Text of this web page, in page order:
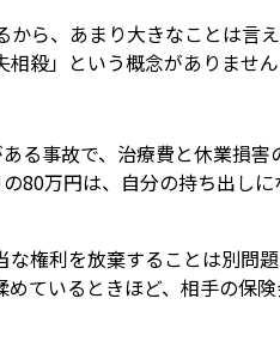
から、あまり大きなことは言
相殺」という概念がありませ
る事故で、治療費と休業損
80万円は、自分の持ち出し
な権利を放棄することは別問
めているときほど、相手の保